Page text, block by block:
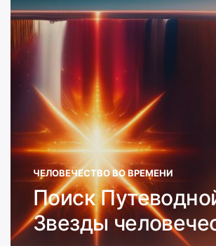
to
switch
ЧЕЛОВЕЧЕСТВО ВО ВРЕМЕНИ
Поиск
Звезды